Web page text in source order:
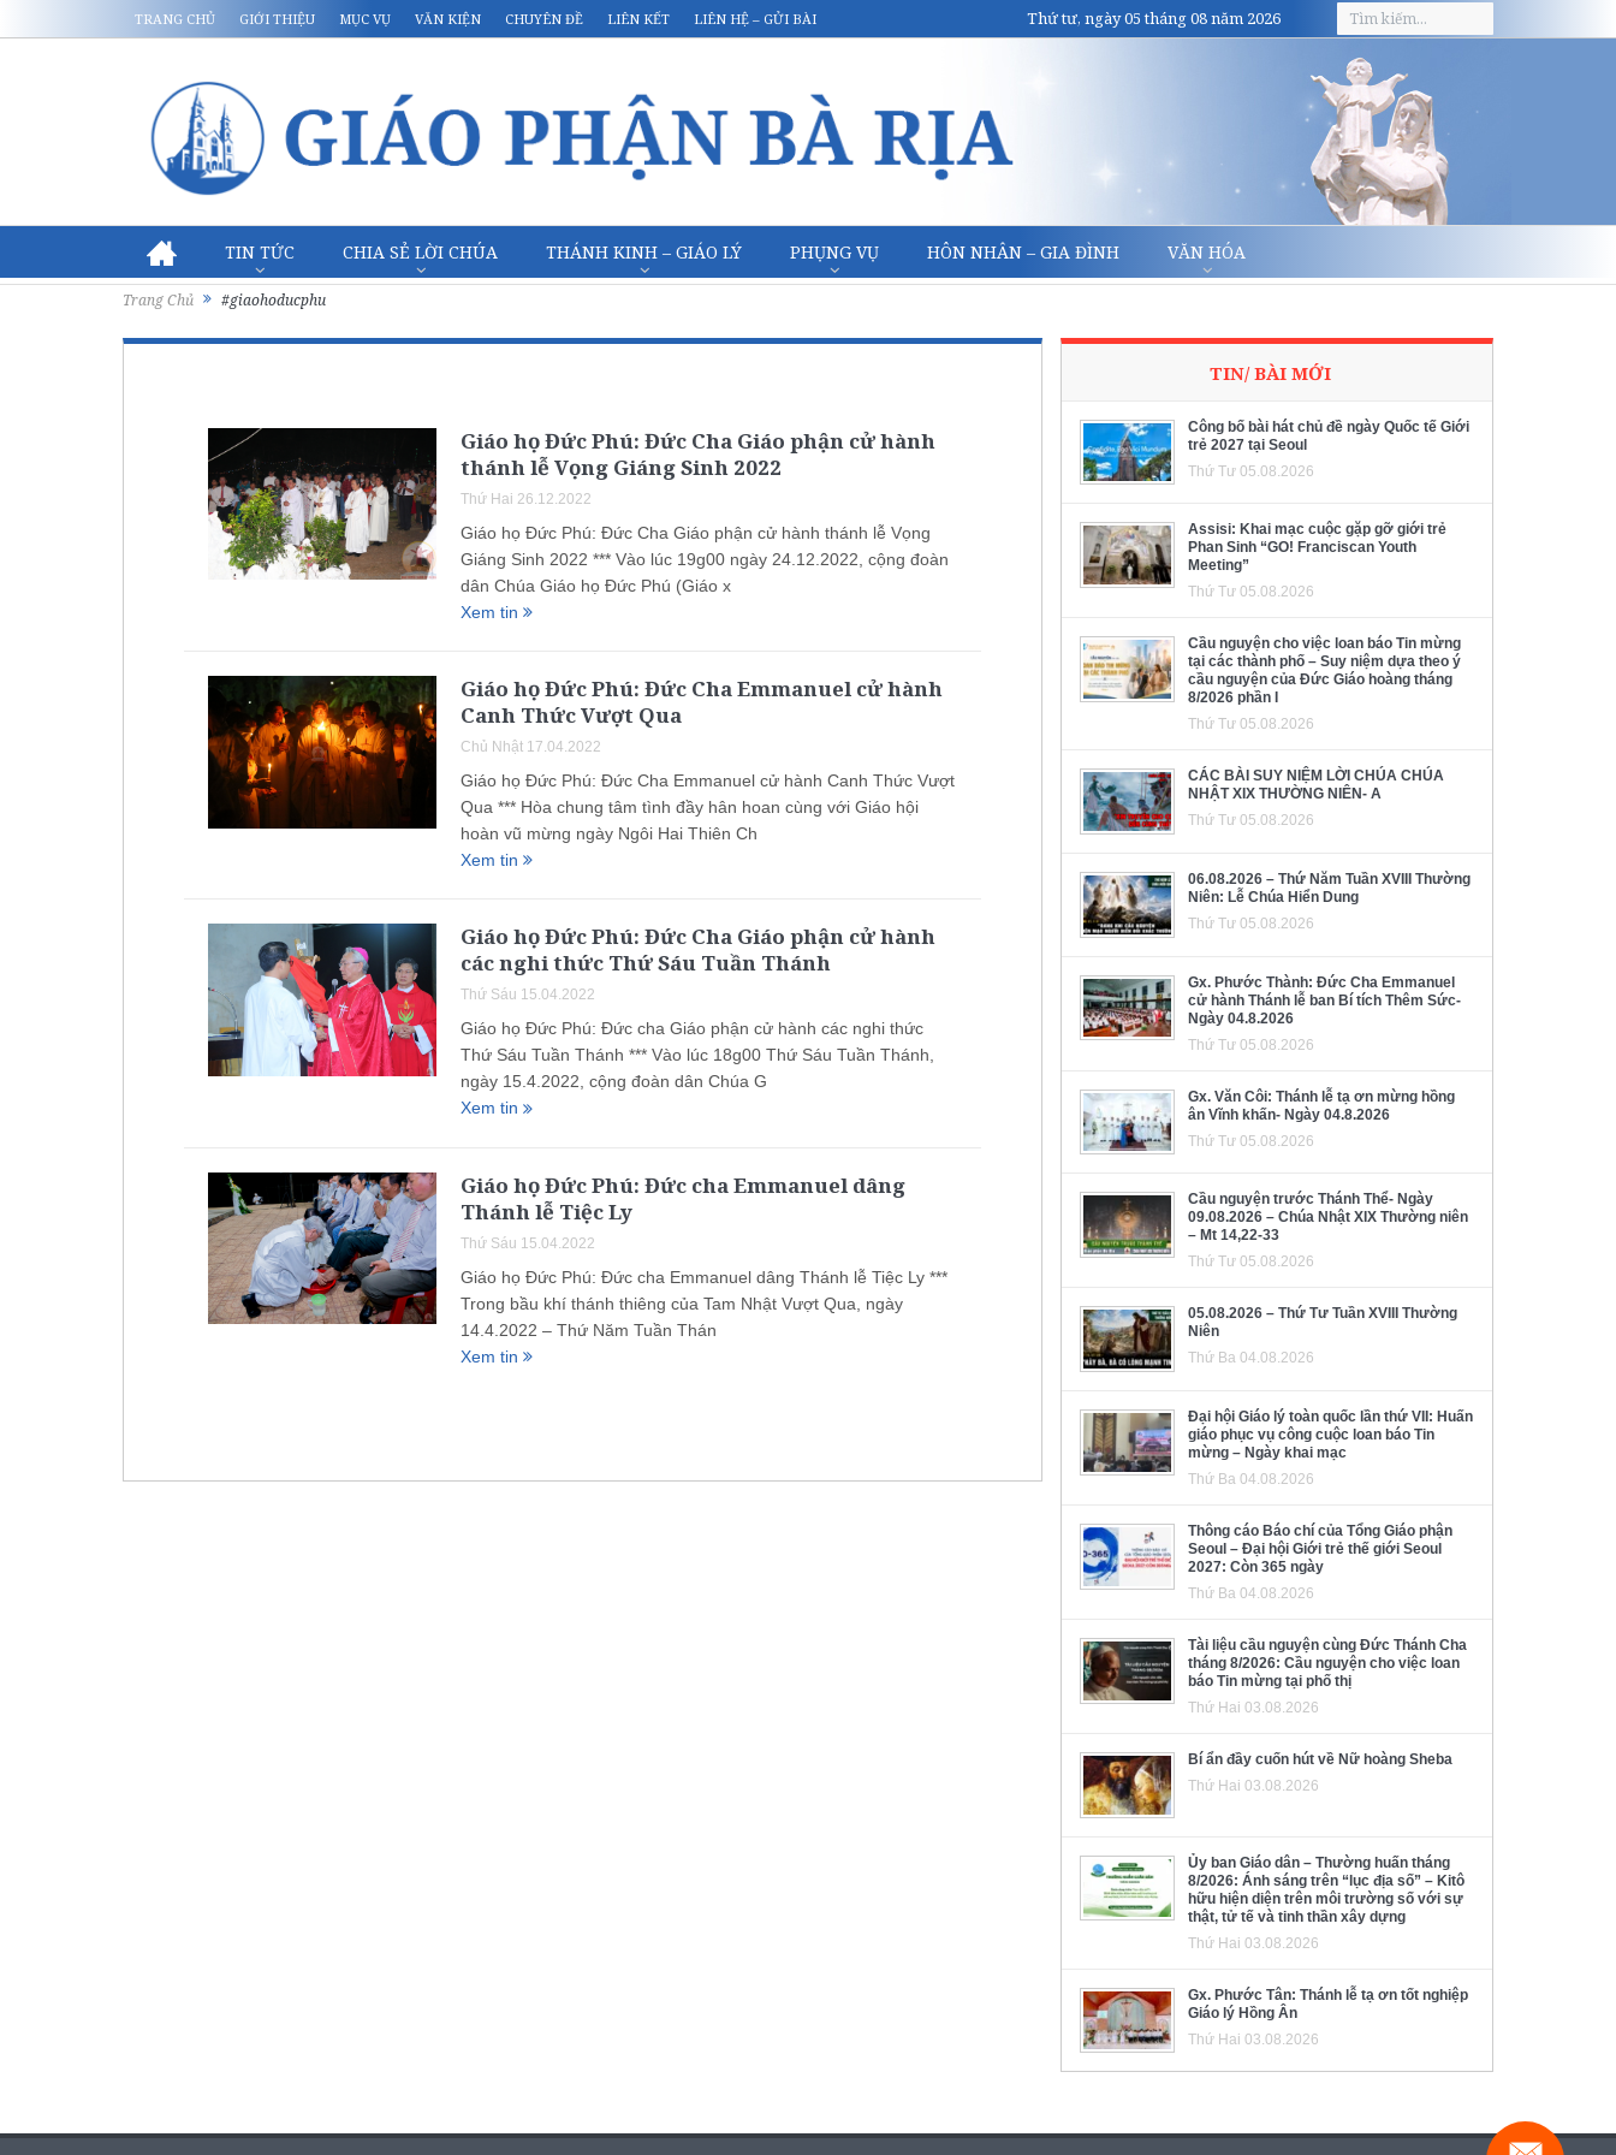
TRANG CHỦ GIỚI THIỆU MỤC VỤ VĂN KIỆN CHUYÊN ĐỀ LIÊN KẾT LIÊN HỆ – GỬI BÀI Thứ tư, ngày 05 tháng 08 năm 2026
TIN TỨC CHIA SẺ LỜI CHÚA THÁNH KINH – GIÁO LÝ PHỤNG VỤ HÔN NHÂN – GIA ĐÌNH VĂN HÓA
Trang Chủ #giaohoducphu
Giáo họ Đức Phú: Đức Cha Giáo phận cử hành
thánh lễ Vọng Giáng Sinh 2022
Thứ Hai 26.12.2022
Giáo họ Đức Phú: Đức Cha Giáo phận cử hành thánh lễ Vọng
Giáng Sinh 2022 *** Vào lúc 19g00 ngày 24.12.2022, cộng đoàn
dân Chúa Giáo họ Đức Phú (Giáo x
Xem tin
Giáo họ Đức Phú: Đức Cha Emmanuel cử hành
Canh Thức Vượt Qua
Chủ Nhật 17.04.2022
Giáo họ Đức Phú: Đức Cha Emmanuel cử hành Canh Thức Vượt
Qua *** Hòa chung tâm tình đầy hân hoan cùng với Giáo hội
hoàn vũ mừng ngày Ngôi Hai Thiên Ch
Xem tin
Giáo họ Đức Phú: Đức Cha Giáo phận cử hành
các nghi thức Thứ Sáu Tuần Thánh
Thứ Sáu 15.04.2022
Giáo họ Đức Phú: Đức cha Giáo phận cử hành các nghi thức
Thứ Sáu Tuần Thánh *** Vào lúc 18g00 Thứ Sáu Tuần Thánh,
ngày 15.4.2022, cộng đoàn dân Chúa G
Xem tin
Giáo họ Đức Phú: Đức cha Emmanuel dâng
Thánh lễ Tiệc Ly
Thứ Sáu 15.04.2022
Giáo họ Đức Phú: Đức cha Emmanuel dâng Thánh lễ Tiệc Ly ***
Trong bầu khí thánh thiêng của Tam Nhật Vượt Qua, ngày
14.4.2022 – Thứ Năm Tuần Thán
Xem tin
TIN/ BÀI MỚI
Công bố bài hát chủ đề ngày Quốc tế Giới
trẻ 2027 tại Seoul
Thứ Tư 05.08.2026
Assisi: Khai mạc cuộc gặp gỡ giới trẻ
Phan Sinh “GO! Franciscan Youth
Meeting”
Thứ Tư 05.08.2026
Cầu nguyện cho việc loan báo Tin mừng
tại các thành phố – Suy niệm dựa theo ý
cầu nguyện của Đức Giáo hoàng tháng
8/2026 phần I
Thứ Tư 05.08.2026
CÁC BÀI SUY NIỆM LỜI CHÚA CHÚA
NHẬT XIX THƯỜNG NIÊN- A
Thứ Tư 05.08.2026
06.08.2026 – Thứ Năm Tuần XVIII Thường
Niên: Lễ Chúa Hiển Dung
Thứ Tư 05.08.2026
Gx. Phước Thành: Đức Cha Emmanuel
cử hành Thánh lễ ban Bí tích Thêm Sức-
Ngày 04.8.2026
Thứ Tư 05.08.2026
Gx. Văn Côi: Thánh lễ tạ ơn mừng hồng
ân Vĩnh khấn- Ngày 04.8.2026
Thứ Tư 05.08.2026
Cầu nguyện trước Thánh Thể- Ngày
09.08.2026 – Chúa Nhật XIX Thường niên
– Mt 14,22-33
Thứ Tư 05.08.2026
05.08.2026 – Thứ Tư Tuần XVIII Thường
Niên
Thứ Ba 04.08.2026
Đại hội Giáo lý toàn quốc lần thứ VII: Huấn
giáo phục vụ công cuộc loan báo Tin
mừng – Ngày khai mạc
Thứ Ba 04.08.2026
Thông cáo Báo chí của Tổng Giáo phận
Seoul – Đại hội Giới trẻ thế giới Seoul
2027: Còn 365 ngày
Thứ Ba 04.08.2026
Tài liệu cầu nguyện cùng Đức Thánh Cha
tháng 8/2026: Cầu nguyện cho việc loan
báo Tin mừng tại phố thị
Thứ Hai 03.08.2026
Bí ẩn đầy cuốn hút về Nữ hoàng Sheba
Thứ Hai 03.08.2026
Ủy ban Giáo dân – Thường huấn tháng
8/2026: Ánh sáng trên “lục địa số” – Kitô
hữu hiện diện trên môi trường số với sự
thật, tử tế và tinh thần xây dựng
Thứ Hai 03.08.2026
Gx. Phước Tân: Thánh lễ tạ ơn tốt nghiệp
Giáo lý Hồng Ân
Thứ Hai 03.08.2026